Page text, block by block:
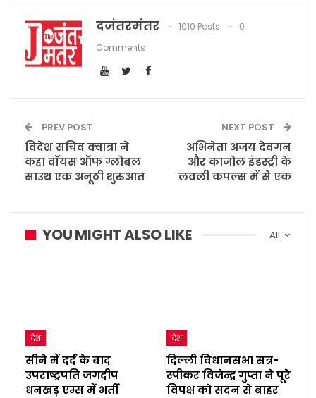
दजंतरमंतर 1010 Posts
0
Comments
PREV POST
विदेश सचिव क्वात्रा ने
कहा वॉयस ऑफ ग्लोबल
साउथ एक अनूठी शुरुआत
NEXT POST
अभिनेता अजय देवगन
और काजोल इंडस्ट्री के
लवली कपल्स में से एक
All
YOU MIGHT ALSO LIKE
देश
सीने में दर्द के बाद
उपराष्ट्रपति जगदीप
धनखड़ एम्स में भर्ती
देश
दिल्ली विधानसभा सत्र-
स्पीकर विजेन्द्र गुप्ता ने पूरे
विपक्ष को सदन से बाहर